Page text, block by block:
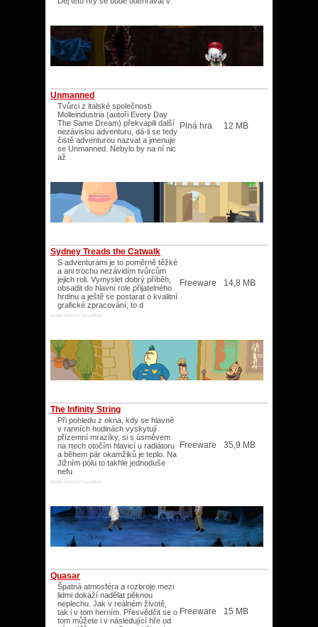
Unmanned
Tvůrci z italské společnosti
Molleindustria (autoři Every Day
The Same Dream) překvapili další
nezávislou adventuru, dá-li se tedy
čistě adventurou nazvat a jmenuje
se Unmanned. Nebylo by na ní nic
až
Plná hra 12 MB
Sydney Treads the Catwalk
S adventurami je to poměrně těžké
a ani trochu nezávidím tvůrcům
jejich roli. Vymyslet dobrý příběh,
obsadit do hlavní role přijatelného
hrdinu a ještě se postarat o kvalitní
grafické zpracování, to d
98/ME/2000/XP/Vista/2003/
Freeware 14,8 MB
The Infinity String
Při pohledu z okna, kdy se hlavně
v ranních hodinách vyskytují
přízemní mrazíky, si s úsměvem
na rtech otočím hlavicí u radiátoru
a během pár okamžiků je teplo. Na
Jižním pólu to takhle jednoduše
nefu
98/ME/2000/XP/Vista/2003/
Freeware 35,9 MB
Quasar
Špatná atmosféra a rozbroje mezi
lidmi dokáží nadělat pěknou
neplechu. Jak v reálném životě,
tak i v tom herním. Přesvědčit se o
tom můžete i v následující hře od
Freeware 15 MB